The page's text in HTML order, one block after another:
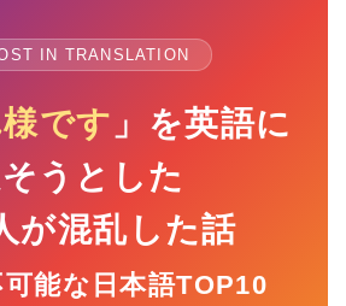
IN TRANSLATION
です 」を英語に
うとした
が混乱した話
能な日本語TOP10